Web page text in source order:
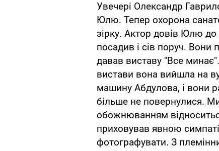
Увечері Олександр
Юлю. Тепер охорона
зірку. Актор довів Юлю
посадив і сів поруч. Вони
давав виставу "Все
вистави вона вийшла на
машину Абдулова, і вони
більше не повернулися.
обожнюванням
приховував явною
фотографувати. З